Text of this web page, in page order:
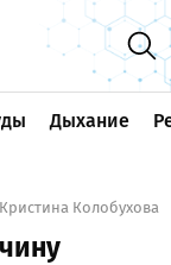
Дыхание
Кристина Колобухова